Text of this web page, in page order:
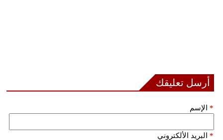
أرسل تعليقك
الإسم *
البريد الألكتروني *